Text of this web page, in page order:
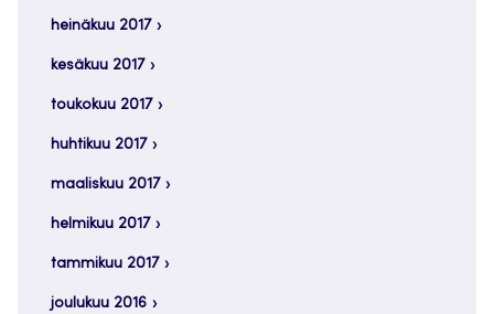
heinäkuu 2017
kesäkuu 2017
toukokuu 2017
huhtikuu 2017
maaliskuu 2017
helmikuu 2017
tammikuu 2017
joulukuu 2016